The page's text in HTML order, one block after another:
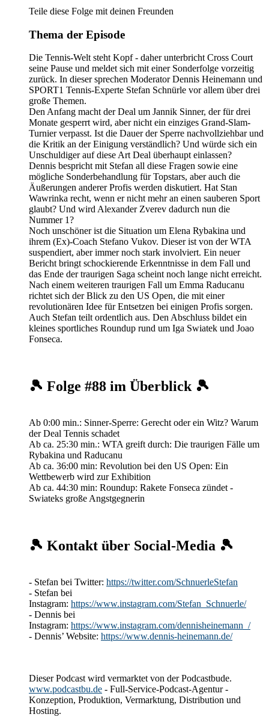
Teile diese Folge mit deinen Freunden
Thema der Episode
Die Tennis-Welt steht Kopf - daher unterbricht Cross Court
seine Pause und meldet sich mit einer Sonderfolge vorzeitig
zurück. In dieser sprechen Moderator Dennis Heinemann und
SPORT1 Tennis-Experte Stefan Schnürle vor allem über drei
große Themen.
Den Anfang macht der Deal um Jannik Sinner, der für drei
Monate gesperrt wird, aber nicht ein einziges Grand-Slam-
Turnier verpasst. Ist die Dauer der Sperre nachvollziehbar und
die Kritik an der Einigung verständlich? Und würde sich ein
Unschuldiger auf diese Art Deal überhaupt einlassen?
Dennis bespricht mit Stefan all diese Fragen sowie eine
mögliche Sonderbehandlung für Topstars, aber auch die
Äußerungen anderer Profis werden diskutiert. Hat Stan
Wawrinka recht, wenn er nicht mehr an einen sauberen Sport
glaubt? Und wird Alexander Zverev dadurch nun die
Nummer 1?
Noch unschöner ist die Situation um Elena Rybakina und
ihrem (Ex)-Coach Stefano Vukov. Dieser ist von der WTA
suspendiert, aber immer noch stark involviert. Ein neuer
Bericht bringt schockierende Erkenntnisse in dem Fall und
das Ende der traurigen Saga scheint noch lange nicht erreicht.
Nach einem weiteren traurigen Fall um Emma Raducanu
richtet sich der Blick zu den US Open, die mit einer
revolutionären Idee für Entsetzen bei einigen Profis sorgen.
Auch Stefan teilt ordentlich aus. Den Abschluss bildet ein
kleines sportliches Roundup rund um Iga Swiatek und Joao
Fonseca.
🎾 Folge #88 im Überblick 🎾
Ab 0:00 min.: Sinner-Sperre: Gerecht oder ein Witz? Warum
der Deal Tennis schadet
Ab ca. 25:30 min.: WTA greift durch: Die traurigen Fälle um
Rybakina und Raducanu
Ab ca. 36:00 min: Revolution bei den US Open: Ein
Wettbewerb wird zur Exhibition
Ab ca. 44:30 min: Roundup: Rakete Fonseca zündet -
Swiateks große Angstgegnerin
🎾 Kontakt über Social-Media 🎾
- Stefan bei Twitter: https://twitter.com/SchnuerleStefan
- Stefan bei
Instagram: https://www.instagram.com/Stefan_Schnuerle/
- Dennis bei
Instagram: https://www.instagram.com/dennisheinemann_/
- Dennis’ Website: https://www.dennis-heinemann.de/
Dieser Podcast wird vermarktet von der Podcastbude.
www.podcastbu.de - Full-Service-Podcast-Agentur -
Konzeption, Produktion, Vermarktung, Distribution und
Hosting.